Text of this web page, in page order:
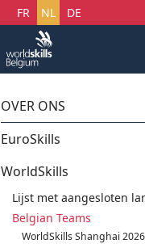
Selecteer uw taal
FR NL DE
OVER ONS
EuroSkills
WorldSkills
Lijst met aangesloten
Belgian Teams
WorldSkills Shanghai 2026